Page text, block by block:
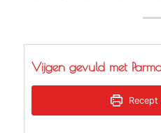
Vijgen gevuld met